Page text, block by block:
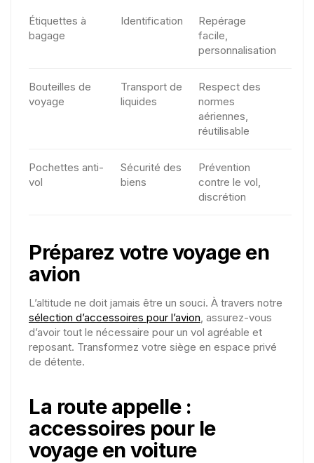
Étiquettes à
bagage
Identification
Repérage
facile,
personnalisation
Bouteilles de
voyage
Transport de
liquides
Respect des
normes
aériennes,
réutilisable
Pochettes anti-
vol
Sécurité des
biens
Prévention
contre le vol,
discrétion
Préparez votre voyage en
avion
L’altitude ne doit jamais être un souci. À travers notre
sélection d’accessoires pour l’avion, assurez-vous
d’avoir tout le nécessaire pour un vol agréable et
reposant. Transformez votre siège en espace privé
de détente.
La route appelle :
accessoires pour le
voyage en voiture